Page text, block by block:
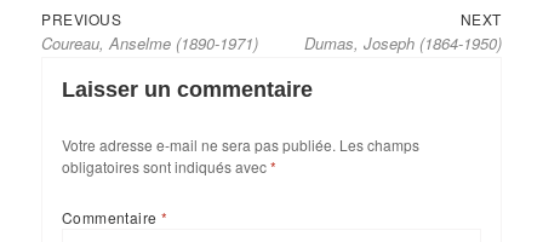
Navigation
de
l’article
PREVIOUSPrevious
post:
Coureau, Anselme (1890-1971)
NEXTNext
post:
Dumas, Joseph (1864-1950)
Laisser un commentaire
Votre adresse e-mail ne sera pas publiée. Les champs
obligatoires sont indiqués avec*
Commentaire*